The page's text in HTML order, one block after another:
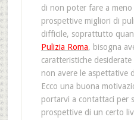
di non poter fare a meno
prospettive migliori di
difficile, soprattutto
Pulizia Roma, bisogna
caratteristiche
non avere le aspettative
Ecco una buona
portarvi a contattaci per
prospettive di un certo